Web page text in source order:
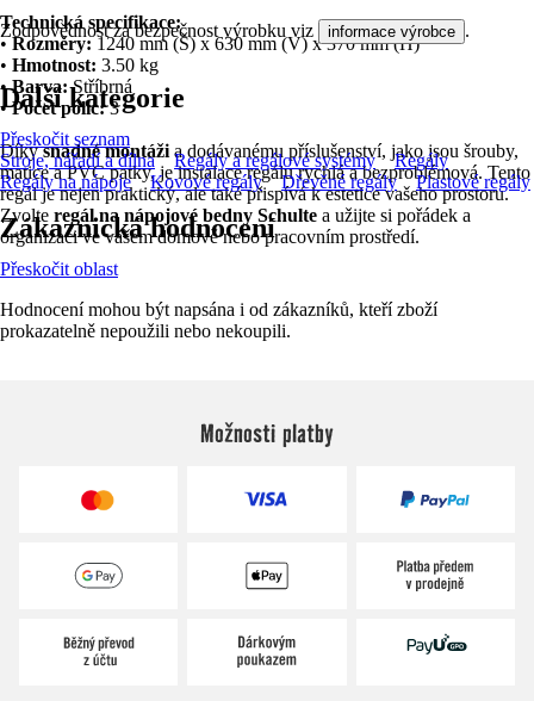
Technická specifikace:
•Rozměry:1240 mm (Š) x 630 mm (V) x 370 mm (H)
• Hmotnost: 3.50 kg
•Barva:Stříbrná
•Počet polic:3
Díkysnadné montáži a dodávanému příslušenství, jako jsou šrouby,
matice a PVC patky, je instalace regálu rychlá a bezproblémová. Tento
regál je nejen praktický, ale také přispívá k estetice vašeho prostoru.
Zvolte regál na nápojové bedny Schulte a užijte si pořádek a
organizaci ve vašem domově nebo pracovním prostředí.
Zodpovědnost za bezpečnost výrobku viz informace výrobce .
Další kategorie
Přeskočit seznam
Stroje, nářadí a dílna
Regály a regálové systémy
Regály
Regály na nápoje
Kovové regály Dřevěné regály Plastové regály
Zákaznická hodnocení
Přeskočit oblast
Hodnocení mohou být napsána i od zákazníků, kteří zboží
prokazatelně nepoužili nebo nekoupili.
Možnosti platby